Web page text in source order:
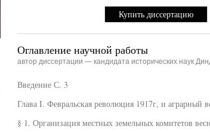
Купить диссертацию
Оглавление научной работы
автор диссертации — кандидата исторических наук
Введение С. 3
Глава I. Февральская революция 1917г, и аграрный
§ 1. Организация местных земельных комитетов